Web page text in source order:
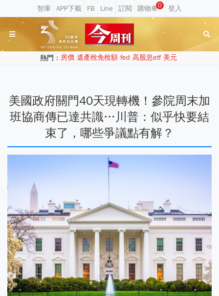
0
熱門： 房價 遺產稅免稅額 fed 高股息etf 美元
美國政府關門40天現轉機！參院周末加
班協商傳已達共識…川普：似乎快要結
束了，哪些爭議點有解？